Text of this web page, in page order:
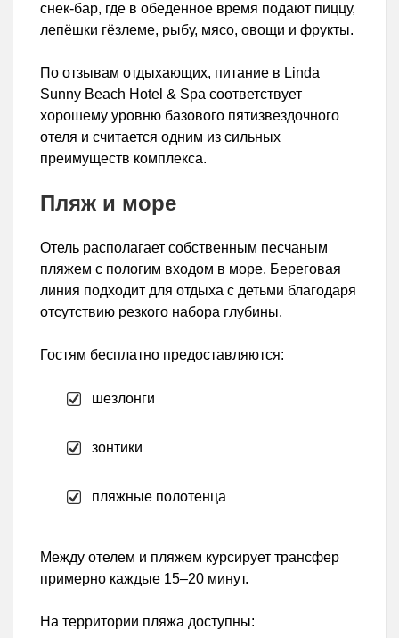
снек-бар, где в обеденное время подают пиццу,
лепёшки гёзлеме, рыбу, мясо, овощи и фрукты.
По отзывам отдыхающих, питание в Linda
Sunny Beach Hotel & Spa соответствует
хорошему уровню базового пятизвездочного
отеля и считается одним из сильных
преимуществ комплекса.
Пляж и море
Отель располагает собственным песчаным
пляжем с пологим входом в море. Береговая
линия подходит для отдыха с детьми благодаря
отсутствию резкого набора глубины.
Гостям бесплатно предоставляются:
шезлонги
зонтики
пляжные полотенца
Между отелем и пляжем курсирует трансфер
примерно каждые 15–20 минут.
На территории пляжа доступны: